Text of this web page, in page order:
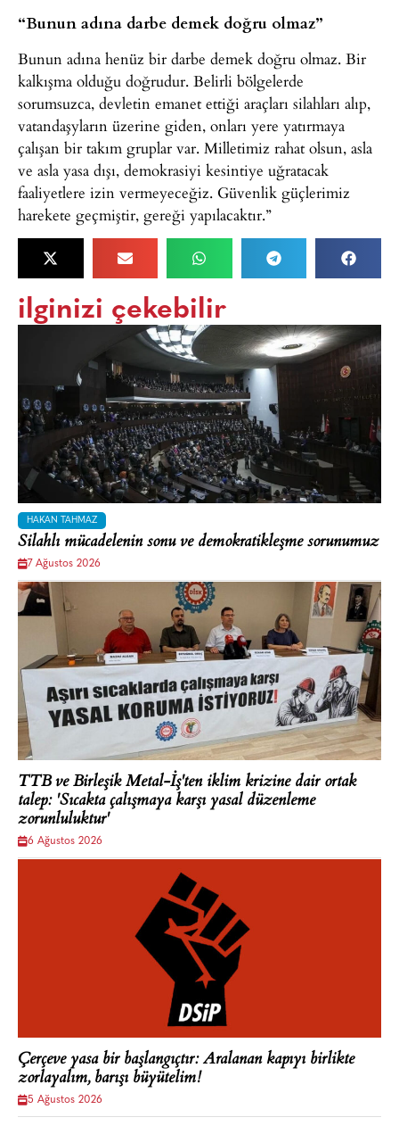
“Bunun adına darbe demek doğru olmaz”
Bunun adına henüz bir darbe demek doğru olmaz. Bir
kalkışma olduğu doğrudur. Belirli bölgelerde
sorumsuzca, devletin emanet ettiği araçları silahları alıp,
vatandaşyların üzerine giden, onları yere yatırmaya
çalışan bir takım gruplar var. Milletimiz rahat olsun, asla
ve asla yasa dışı, demokrasiyi kesintiye uğratacak
faaliyetlere izin vermeyeceğiz. Güvenlik güçlerimiz
harekete geçmiştir, gereği yapılacaktır.”
ilginizi çekebilir
HAKAN TAHMAZ
Silahlı mücadelenin sonu ve demokratikleşme sorunumuz
7 Ağustos 2026
TTB ve Birleşik Metal-İş'ten iklim krizine dair ortak
talep: 'Sıcakta çalışmaya karşı yasal düzenleme
zorunluluktur'
6 Ağustos 2026
Çerçeve yasa bir başlangıçtır: Aralanan kapıyı birlikte
zorlayalım, barışı büyütelim!
5 Ağustos 2026